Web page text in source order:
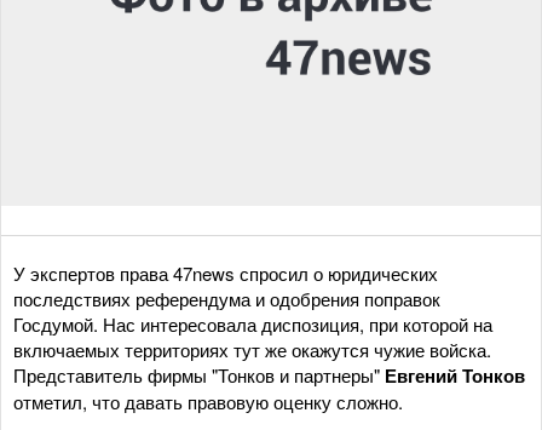
У экспертов права 47news спросил о юридических
последствиях референдума и одобрения поправок
Госдумой. Нас интересовала диспозиция, при которой на
включаемых территориях тут же окажутся чужие войска.
Представитель фирмы "Тонков и партнеры" Евгений Тонков
отметил, что давать правовую оценку сложно.